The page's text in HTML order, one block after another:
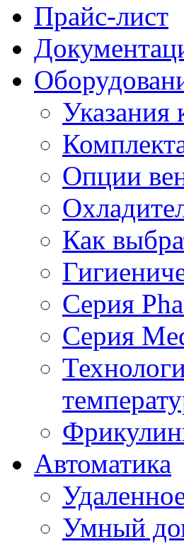
Прайс-лист
Указания
Опции
Как
Серия
Серия
Автоматика
Умный